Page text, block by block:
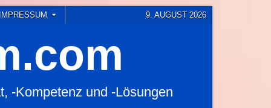
9. AUGUST 2026
-Kompetenz und -Lösungen